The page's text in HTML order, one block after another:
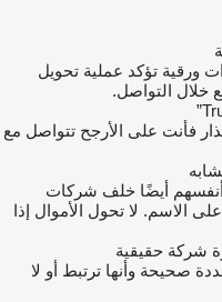
ورقية تؤكد عملية تحويل
خلال التواصل.
فأنت على الأرجح تتواصل مع
أنفسهم أيضًا خلف شركات
الاسم. لا تحول الأموال إذا
شركة حقيقية
صحيحة وأنها ترتبط أو لا